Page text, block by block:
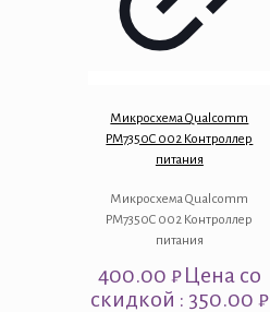
Микросхема Qualcomm
PM7350C 002 Контроллер
питания
Микросхема Qualcomm
PM7350C 002 Контроллер
питания
400.00 ₽Цена со
скидкой : 350.00 ₽